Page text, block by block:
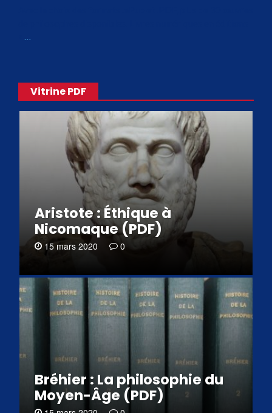
…
Vitrine PDF
Aristote : Éthique à
Nicomaque (PDF)
15 mars 2020 0
Bréhier : La philosophie du
Moyen-Âge (PDF)